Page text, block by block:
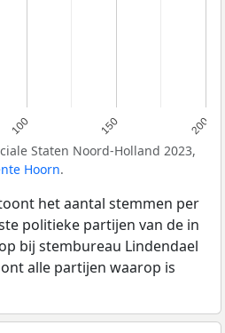
100 150 200
Staten Noord-Holland 2023,
Hoorn.
het aantal stemmen per
politieke partijen van de in
bij stembureau Lindendael
alle partijen waarop is